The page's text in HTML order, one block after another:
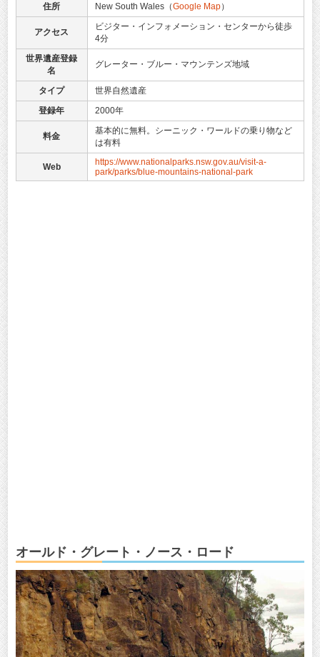
住所
New South Wales（Google Map）
アクセス
ビジター・インフォメーション・センターから徒歩
4分
世界遺産登録
名
グレーター・ブルー・マウンテンズ地域
タイプ
世界自然遺産
登録年
2000年
料金
基本的に無料。シーニック・ワールドの乗り物など
は有料
Web
https://www.nationalparks.nsw.gov.au/visit-a-
park/parks/blue-mountains-national-park
オールド・グレート・ノース・ロード